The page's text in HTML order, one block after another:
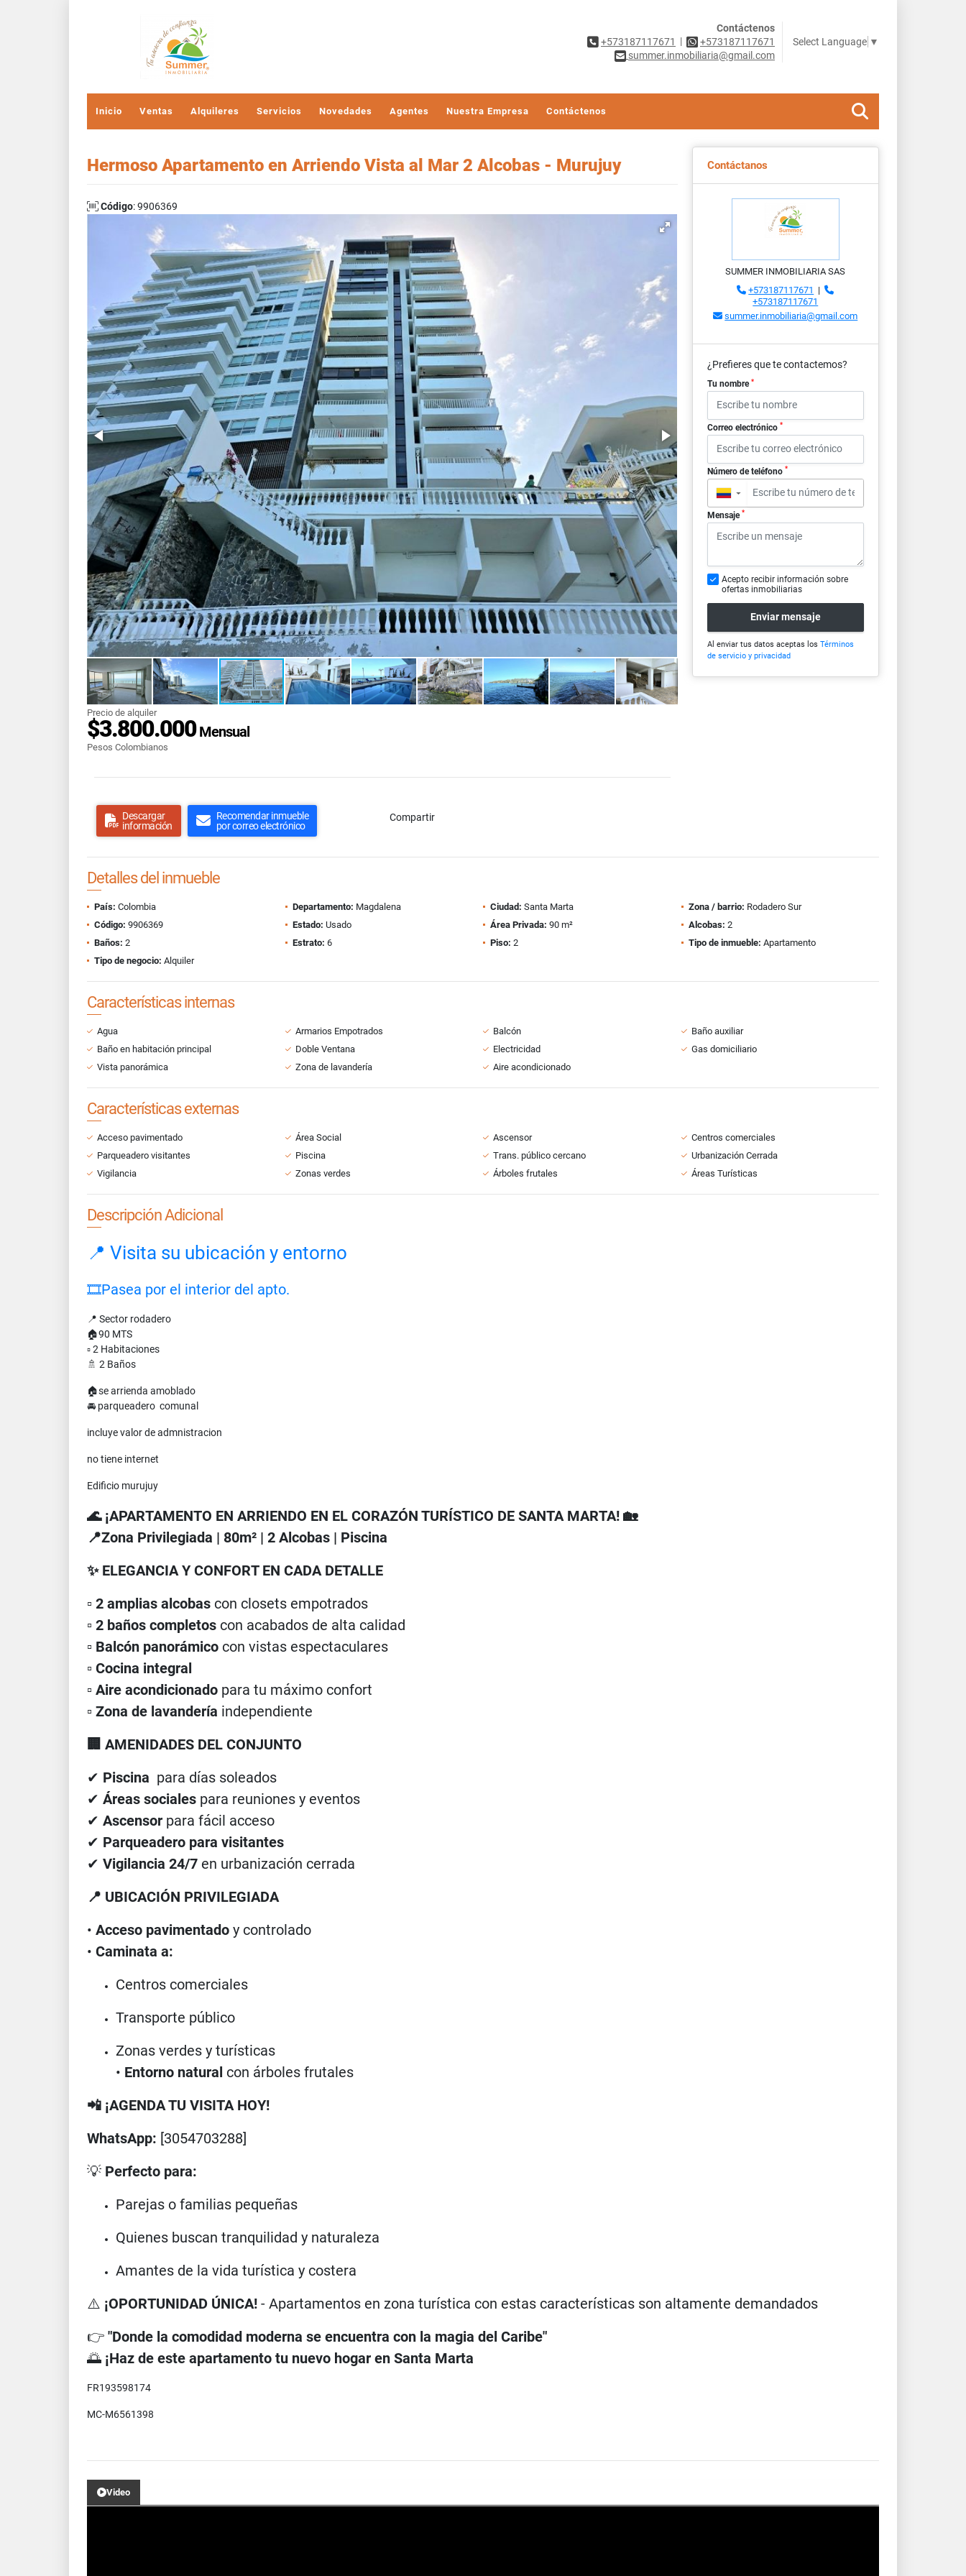
Contáctenos
+573187117671
|
+573187117671
summer.inmobiliaria@gmail.com
Select Language ▼
Inicio Ventas Alquileres Servicios Novedades Agentes Nuestra Empresa Contáctenos
Hermoso Apartamento en Arriendo Vista al Mar 2 Alcobas - Murujuy
Código: 9906369
Precio de alquiler
$3.800.000Mensual
Pesos Colombianos
Descargar
información
Recomendar inmueble
por correo electrónico
Compartir
Contáctanos
SUMMER INMOBILIARIA SAS
+573187117671 |
+573187117671
summer.inmobiliaria@gmail.com
¿Prefieres que te contactemos?
Tu nombre *
Correo electrónico *
Número de teléfono *
▼
Mensaje *
Acepto recibir información sobre
ofertas inmobiliarias
Enviar mensaje
Al enviar tus datos aceptas los Términos
de servicio y privacidad
Detalles del inmueble
País: Colombia Departamento: Magdalena Ciudad: Santa Marta Zona / barrio: Rodadero Sur
Código: 9906369 Estado: Usado Área Privada: 90 m² Alcobas: 2
Baños: 2 Estrato: 6 Piso: 2 Tipo de inmueble: Apartamento
Tipo de negocio: Alquiler
Características internas
Agua Armarios Empotrados Balcón
Baño auxiliar
Baño en habitación principal
Doble Ventana Electricidad
Gas domiciliario
Vista panorámica
Zona de lavandería Aire acondicionado
Características externas
Acceso pavimentado Área Social Ascensor
Centros comerciales
Parqueadero visitantes
Piscina Trans. público cercano
Urbanización Cerrada
Vigilancia
Zonas verdes Árboles frutales Áreas Turísticas
Descripción Adicional
📍 Visita su ubicación y entorno
🎞Pasea por el interior del apto.
📍 Sector rodadero
🏠90 MTS
▫ 2 Habitaciones
🚿 2 Baños
🏠se arrienda amoblado
🚘 parqueadero comunal
incluye valor de admnistracion
no tiene internet
Edificio murujuy
🌊 ¡APARTAMENTO EN ARRIENDO EN EL CORAZÓN TURÍSTICO DE SANTA MARTA! 🏡
📍Zona Privilegiada | 80m² | 2 Alcobas | Piscina
✨ ELEGANCIA Y CONFORT EN CADA DETALLE
▫️ 2 amplias alcobas con closets empotrados
▫️ 2 baños completos con acabados de alta calidad
▫️ Balcón panorámico con vistas espectaculares
▫️ Cocina integral
▫️ Aire acondicionado para tu máximo confort
▫️ Zona de lavandería independiente
🏢 AMENIDADES DEL CONJUNTO
✔ Piscina para días soleados
✔ Áreas sociales para reuniones y eventos
✔ Ascensor para fácil acceso
✔ Parqueadero para visitantes
✔ Vigilancia 24/7 en urbanización cerrada
📍 UBICACIÓN PRIVILEGIADA
• Acceso pavimentado y controlado
• Caminata a:
Centros comerciales
Transporte público
Zonas verdes y turísticas
• Entorno natural con árboles frutales
📲 ¡AGENDA TU VISITA HOY!
WhatsApp: [3054703288]
💡 Perfecto para:
Parejas o familias pequeñas
Quienes buscan tranquilidad y naturaleza
Amantes de la vida turística y costera
⚠️ ¡OPORTUNIDAD ÚNICA! - Apartamentos en zona turística con estas características son altamente demandados
👉 "Donde la comodidad moderna se encuentra con la magia del Caribe"
🌅 ¡Haz de este apartamento tu nuevo hogar en Santa Marta
FR193598174
MC-M6561398
Video